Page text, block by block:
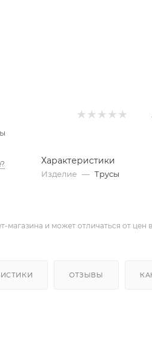
Характеристики
Изделие — Трусы
магазина и может отличаться от цен
ОТЗЫВЫ